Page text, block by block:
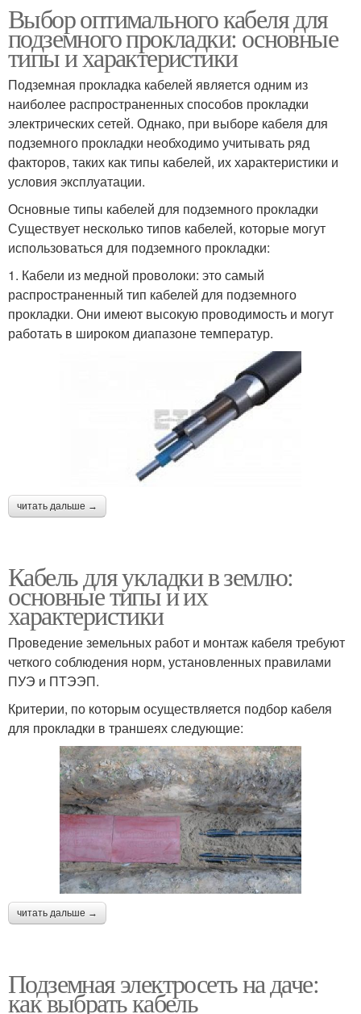
Выбор оптимального кабеля для
подземного прокладки: основные
типы и характеристики
Подземная прокладка кабелей является одним из
наиболее распространенных способов прокладки
электрических сетей. Однако, при выборе кабеля для
подземного прокладки необходимо учитывать ряд
факторов, таких как типы кабелей, их характеристики и
условия эксплуатации.
Основные типы кабелей для подземного прокладки
Существует несколько типов кабелей, которые могут
использоваться для подземного прокладки:
1. Кабели из медной проволоки: это самый
распространенный тип кабелей для подземного
прокладки. Они имеют высокую проводимость и могут
работать в широком диапазоне температур.
читать дальше →
Кабель для укладки в землю:
основные типы и их
характеристики
Проведение земельных работ и монтаж кабеля требуют
четкого соблюдения норм, установленных правилами
ПУЭ и ПТЭЭП.
Критерии, по которым осуществляется подбор кабеля
для прокладки в траншеях следующие:
читать дальше →
Подземная электросеть на даче:
как выбрать кабель